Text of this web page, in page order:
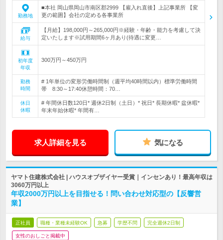
勤務地
■本社 岡山県岡山市南区郡2999 【雇入れ直後】上記事業所 【変
更の範囲】会社の定める各事業所
給与
【月給】198,000円～265,000円※経験・年齢・能力を考慮して決
定いたします※試用期間6ヶ月あり(待遇に変更…
初年度
年収
300万円～450万円
勤務
時間
# 1年単位の変形労働時間制（週平均40時間以内）標準労働時間
帯 8:30～17:40休憩時間：70…
休日
休暇
# 年間休日数120日* 週休2日制（土日）* 祝日* 長期休暇* 盆休暇*
年末年始休暇* 年間有…
求人詳細を見る 気になる
ヤマト住建株式会社 | ハウスオブザイヤー受賞｜インセンあり！最高年収は
3060万円以上
年収2000万円以上を目指せる！問い合わせ対応型の【反響営
業】
正社員 職種・業種未経験OK 急募 学歴不問 完全週休2日制
女性のおしごと掲載中